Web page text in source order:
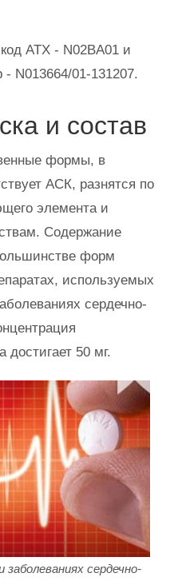
АТХ - N02BA01 и
N013664/01-131207.
и состав
формы, в
АСК, разнятся по
элемента и
Содержание
форм
используемых
сердечно-
50 мг.
сердечно-